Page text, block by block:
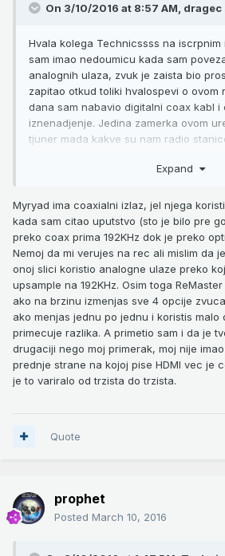
On 3/10/2016 at 8:57 AM, dragec
Hvala kolega Technicssss na
sam imao nedoumicu kada sam
analognih ulaza, zvuk je zaista bio
zapitao otkud toliki hvalospevi o ovom
dana sam nabavio digitalni coax kabl i
iznenadjenje. Jedina zamerka ovom
tjuner mada kakve su nam radio
je samo dovesti digitalni signal do
daljinski nov, kao da nije nikada
pare sam dao i dobio bas mnogo.
Expand
Myryad ima coaxialni izlaz, jel njega
kada sam citao uputstvo (sto je bilo pre
preko coax prima 192KHz dok je preko
Nemoj da mi verujes na rec ali mislim da
onoj slici koristio analogne ulaze preko
upsample na 192KHz. Osim toga
ako na brzinu izmenjas sve 4 opcije
ako menjas jednu po jednu i koristis malo
primecuje razlika. A primetio sam i da je
drugaciji nego moj primerak, moj nije
prednje strane na kojoj pise HDMI vec je
je to variralo od trzista do trzista.
Quote
prophet
Posted March 10, 2016